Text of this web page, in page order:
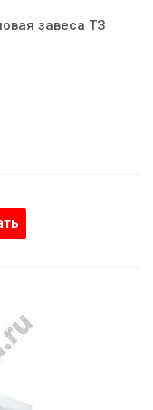
завеса ТЗ
завеса ТЗ 9/18